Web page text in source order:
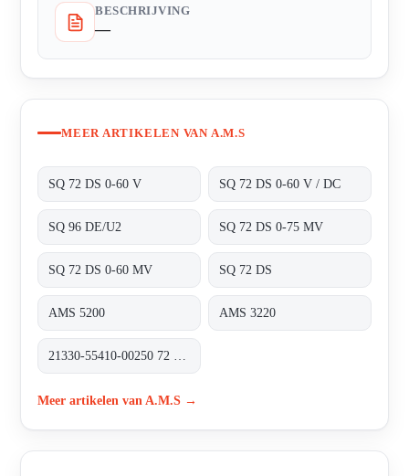
BESCHRIJVING
—
MEER ARTIKELEN VAN A.M.S
SQ 72 DS 0-60 V SQ 72 DS 0-60 V / DC
SQ 96 DE/U2 SQ 72 DS 0-75 MV
SQ 72 DS 0-60 MV SQ 72 DS
AMS 5200 AMS 3220
Meer artikelen van A.M.S →